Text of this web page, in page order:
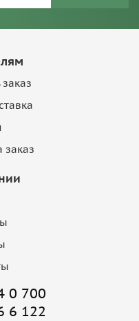
заказ
0 700
6 122